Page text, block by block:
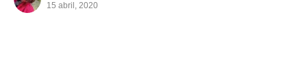
15 abril, 2020